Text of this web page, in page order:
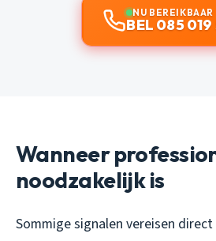
NU BEREIKBAAR
BEL 085 019
Wanneer
noodzakelijk is
Sommige signalen vereisen